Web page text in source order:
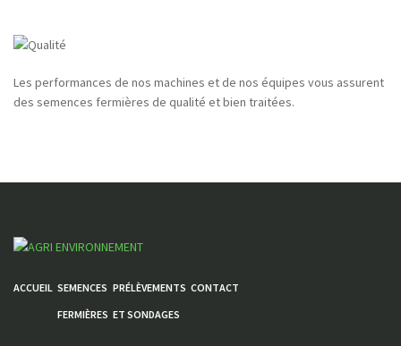
Les performances de nos machines et de nos équipes vous assurent
des semences fermières de qualité et bien traitées.
ACCUEIL SEMENCES
FERMIÈRES
PRÉLÈVEMENTS
ET SONDAGES
CONTACT